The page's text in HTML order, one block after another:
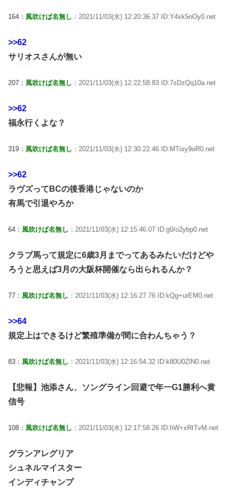
164： 風吹けば名無し ：2021/11/03(水) 12:20:36.37 ID:Y4xk5nOy0.net
>>62
サリオスさんが無い
207： 風吹けば名無し ：2021/11/03(水) 12:22:58.83 ID:7sDzQq10a.net
>>62
福永行くよな？
319： 風吹けば名無し ：2021/11/03(水) 12:30:22.46 ID:MTisy9oR0.net
>>62
ラヴズってBCの後香港じゃないのか
有馬で引退やろか
64： 風吹けば名無し ：2021/11/03(水) 12:15:46.07 ID:g0/o2ybp0.net
クラブ馬って規定に6歳3月までってあるみたいだけどや
ろうと思えば3月の大阪杯開催なら出られるんか？
77： 風吹けば名無し ：2021/11/03(水) 12:16:27.76 ID:kQg+urEM0.net
>>64
規定上はできるけど繁殖準備が間に合わんちゃう？
83： 風吹けば名無し ：2021/11/03(水) 12:16:54.32 ID:k80U0ZlN0.net
【悲報】池添さん、ソングライン回避で年一G1勝利へ黄
信号
108： 風吹けば名無し ：2021/11/03(水) 12:17:58.26 ID:hW+xRtTvM.net
グランアレグリア
シュネルマイスター
インディチャンプ